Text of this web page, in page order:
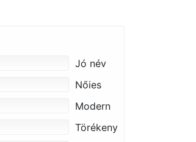
Jó név
Nőies
Modern
Törékeny